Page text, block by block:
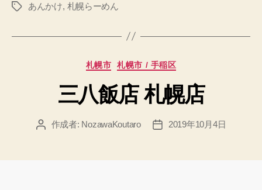
タ
あんかけ, 札幌らーめん
カ
ゴ
リ
札幌市 札幌市 / 手稲区
三八飯店 札幌店
投 作成者: NozawaKoutaro
投
2019年10月4日